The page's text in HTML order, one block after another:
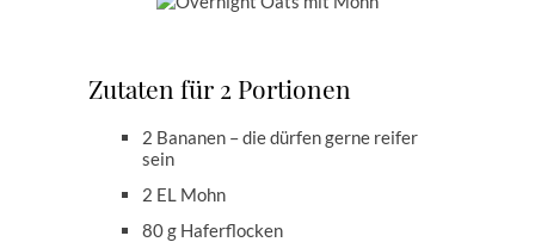
Zutaten für 2 Portionen
2 Bananen – die dürfen gerne reifer
sein
2 EL Mohn
80 g Haferflocken